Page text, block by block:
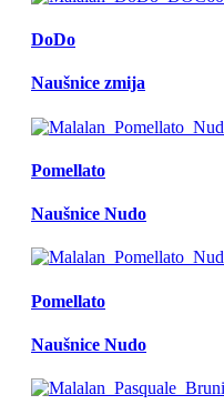
DoDo
Naušnice zmija
Pomellato
Naušnice Nudo
Pomellato
Naušnice Nudo